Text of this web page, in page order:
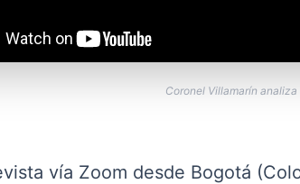
Coronel Villamarín
vía Zoom desde Bogotá